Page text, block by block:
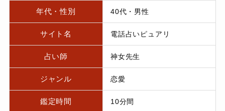
年代・性別 40代・男性
サイト名 電話占いピュアリ
占い師 神女先生
ジャンル 恋愛
鑑定時間 10分間